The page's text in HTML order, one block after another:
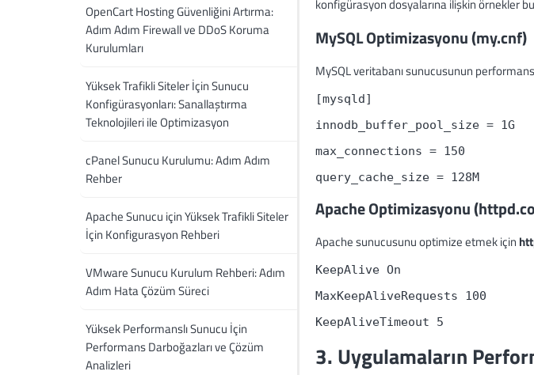
konfigürasyon dosyalarına ilişkin örnekler
MySQL Optimizasyonu (my.cnf)
MySQL veritabanı sunucusunun
[mysqld]
innodb_buffer_pool_size = 1G
max_connections = 150
query_cache_size = 128M
Apache Optimizasyonu
Apache sunucusunu optimize etmek için
KeepAlive On
MaxKeepAliveRequests 100
KeepAliveTimeout 5
3. Uygulamaların
OpenCart Hosting Güvenliğini Artırma:
Adım Adım Firewall ve DDoS Koruma
Kurulumları
Yüksek Trafikli Siteler İçin Sunucu
Konfigürasyonları: Sanallaştırma
Teknolojileri ile Optimizasyon
cPanel Sunucu Kurulumu: Adım Adım
Rehber
Apache Sunucu için Yüksek Trafikli Siteler
İçin Konfigurasyon Rehberi
VMware Sunucu Kurulum Rehberi: Adım
Adım Hata Çözüm Süreci
Yüksek Performanslı Sunucu İçin
Performans Darboğazları ve Çözüm
Analizleri